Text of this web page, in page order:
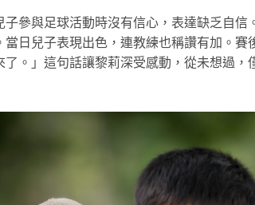
子參與足球活動時沒有信心，表達缺乏自
當日兒子表現出色，連教練也稱讚有加。
了。」這句話讓黎莉深受感動，從未想過